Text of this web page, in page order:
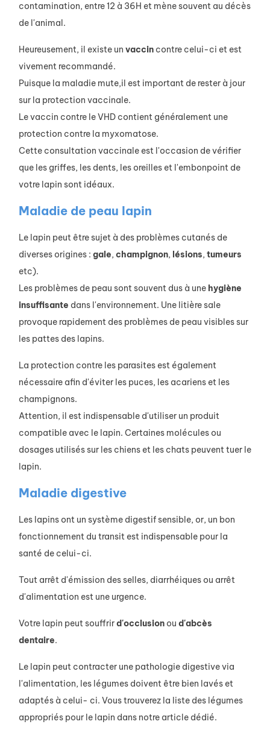
contamination, entre 12 à 36H et mène souvent au décès
de l'animal.
Heureusement, il existe un vaccin contre celui-ci et est
vivement recommandé.
Puisque la maladie mute,il est important de rester à jour
sur la protection vaccinale.
Le vaccin contre le VHD contient généralement une
protection contre la myxomatose.
Cette consultation vaccinale est l'occasion de vérifier
que les griffes, les dents, les oreilles et l'embonpoint de
votre lapin sont idéaux.
Maladie de peau lapin
Le lapin peut être sujet à des problèmes cutanés de
diverses origines : gale, champignon, lésions, tumeurs
etc).
Les problèmes de peau sont souvent dus à une hygiène
insuffisante dans l'environnement. Une litière sale
provoque rapidement des problèmes de peau visibles sur
les pattes des lapins.
La protection contre les parasites est également
nécessaire afin d'éviter les puces, les acariens et les
champignons.
Attention, il est indispensable d'utiliser un produit
compatible avec le lapin. Certaines molécules ou
dosages utilisés sur les chiens et les chats peuvent tuer le
lapin.
Maladie digestive
Les lapins ont un système digestif sensible, or, un bon
fonctionnement du transit est indispensable pour la
santé de celui-ci.
Tout arrêt d'émission des selles, diarrhéiques ou arrêt
d'alimentation est une urgence.
Votre lapin peut souffrird'occlusion ou d'abcès
dentaire.
Le lapin peut contracter une pathologie digestive via
l'alimentation, les légumes doivent être bien lavés et
adaptés à celui- ci. Vous trouverez la liste des légumes
appropriés pour le lapin dans notre article dédié.